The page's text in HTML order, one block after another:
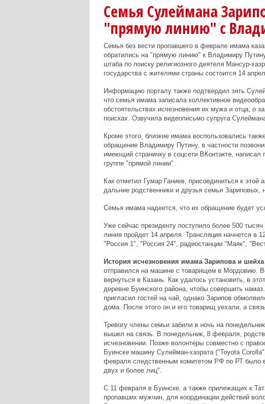
Семья Сулеймана
"прямую линию" с
Семья без вести пропавшего в феврале имама
обратились на "прямую линию" к Владимиру
штаба по поиску религиозного деятеля Мансур-
государства с жителями страны состоится 14
Информацию порталу также подтвердил зять
что семья имама записала коллективное
обстоятельствах исчезновения их мужа и отца, о
поисках. Озвучила видеописьмо супруга
Кроме этого, близкие имама воспользовались
обращение Владимиру Путину, в частности
имеющий страничку в соцсети ВКонтакте, написал
группе "прямой линии".
Как отметил Гумар Ганиев, присоединиться к
дальние родственники и друзья семьи Зариповых,
Семья имама надеется, что их обращение будет
Уже сейчас президенту поступило более 500
линия пройдет 14 апреля. Трансляция начнется в
"Россия 1", "Россия 24", радиостанции "Маяк",
История исчезновения имама Зарипова и
отправился на машине с товарищем в Мордовию.
вернуться в Казань. Как удалось установить, в
деревне Буинского района, чтобы совершить
пригласил гостей на чай, однако Зарипов
дома. После этого он и его товарищ уехали, а
Тревогу члены семьи забили в ночь на
вышел на связь. В понедельник, 8 февраля,
исчезновении. Позже волонтеры совместно с
Буинске машину Сулейман-хазрата ("Toyota
февраля следственным комитетом РФ по РТ было
двух и более лиц".
С 11 февраля в Буинске, а также прилежащих к
пропавших мужчин, для координации действий